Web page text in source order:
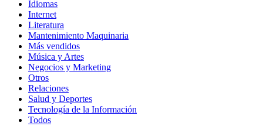
Idiomas
Internet
Literatura
Mantenimiento Maquinaria
Más vendidos
Música y Artes
Negocios y Marketing
Otros
Relaciones
Salud y Deportes
Tecnología de la Información
Todos